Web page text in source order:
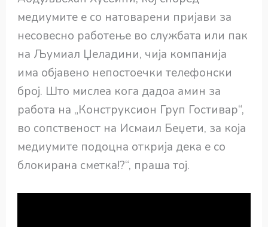
медиумите е со натоварени пријави за
несовесно работење во службата или пак
на Љумиал Џеладини, чија компанија
има објавено непостоечки телефонски
број. Што мислеа кога дадоа амин за
работа на „Конструксион Груп Гостивар“,
во сопственост на Исмаил Беџети, за која
медиумите подоцна открија дека е со
блокирана сметка!?“, праша тој.